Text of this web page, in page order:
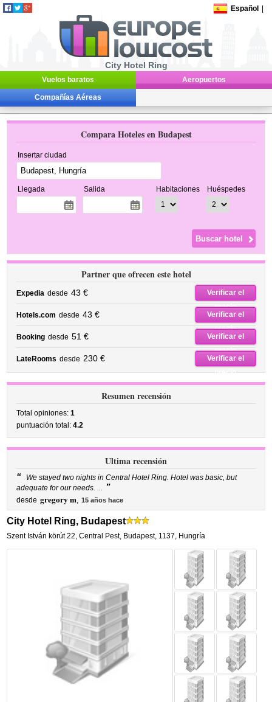
Español
City Hotel Ring
Vuelos baratos Aeropuertos
Compañías Aéreas
Compara Hoteles en Budapest
Insertar ciudad
Llegada Salida Habitaciones Huéspedes
Partner que ofrecen este hotel
Expedia desde 43 €
Verificar el
precio
Hotels.com desde 43 €
Verificar el
precio
Booking desde 51 €
Verificar el
precio
LateRooms desde 230 €
Verificar el
precio
Resumen recensión
Total opiniones:1
puntuación total:4.2
Ultima recensión
“
We stayed two nights in Central Hotel Ring. Hotel was basic, but
adequate for our needs. ... ”
desde gregory m, 15 años hace
City Hotel Ring, Budapest
Szent István körút 22,Central Pest, Budapest, 1137, Hungría